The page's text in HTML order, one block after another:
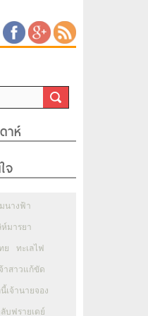
าห์
จ
นางฟ้า
ห์มารยา
ย ทะเลไฟ
าสาวแก้ขัด
นี้เจ้านายจอง
บฟรายเดย์